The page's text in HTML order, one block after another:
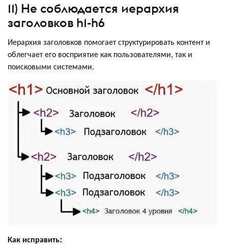
11) Не соблюдается иерархия
заголовков h1-h6
Иерархия заголовков помогает структурировать контент и
облегчает его восприятие как пользователями, так и
поисковыми системами.
Как исправить: